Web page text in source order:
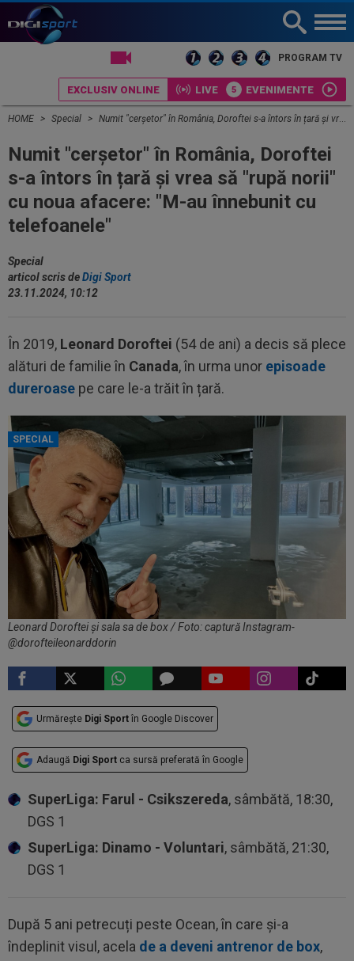
PROGRAM TV
EXCLUSIV ONLINE LIVE EVENIMENTE
HOME Special Numit "cerșetor" în România, Doroftei s-a întors în țară și vrea să "rupă norii" cu noua afacere: "M-au înnebunit cu telefoanele"
Numit "cerșetor" în România, Doroftei
s-a întors în țară și vrea să "rupă norii"
cu noua afacere: "M-au înnebunit cu
telefoanele"
Special
articol scris deDigi Sport
23.11.2024, 10:12
În 2019, Leonard Doroftei (54 de ani) a decis să plece
alături de familie în Canada, în urma unor episoade
dureroase pe care le-a trăit în țară.
SPECIAL
Leonard Doroftei și sala sa de box / Foto: captură Instagram-
@dorofteileonarddorin
Urmărește Digi Sport în Google Discover
Adaugă Digi Sport ca sursă preferată în Google
SuperLiga: Farul - Csikszereda, sâmbătă, 18:30,
DGS 1
SuperLiga: Dinamo - Voluntari, sâmbătă, 21:30,
DGS 1
După 5 ani petrecuți peste Ocean, în care și-a
îndeplinit visul, acela de a deveni antrenor de box,